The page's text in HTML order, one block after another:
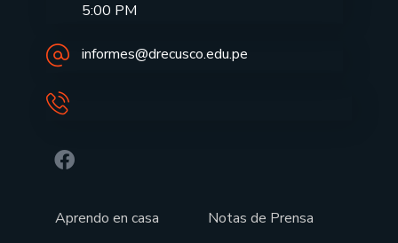
5:00 PM
informes@drecusco.edu.pe
Aprendo en casa
Notas de Prensa